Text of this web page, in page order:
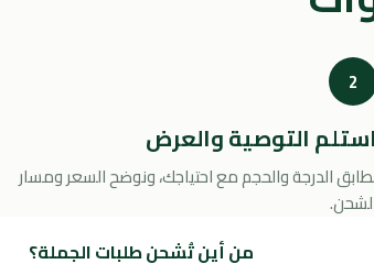
2
استلم التوصية والعرض
الدرجة والحجم مع احتياجك، ونوضح السعر ومسار
من أين تُشحن طلبات الجملة؟